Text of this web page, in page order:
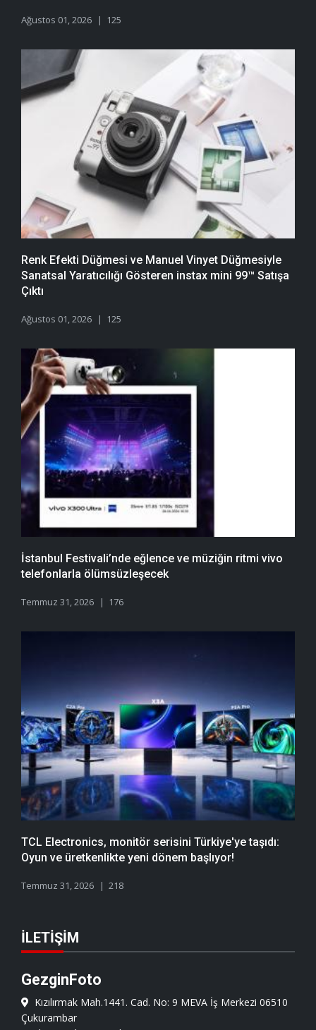
Ağustos 01, 2026 125
Renk Efekti Düğmesi ve Manuel Vinyet Düğmesiyle
Sanatsal Yaratıcılığı Gösteren instax mini 99™ Satışa
Çıktı
Ağustos 01, 2026 125
İstanbul Festivali’nde eğlence ve müziğin ritmi vivo
telefonlarla ölümsüzleşecek
Temmuz 31, 2026 176
TCL Electronics, monitör serisini Türkiye'ye taşıdı:
Oyun ve üretkenlikte yeni dönem başlıyor!
Temmuz 31, 2026 218
İLETIŞIM
GezginFoto
Kızılırmak Mah.1441. Cad. No: 9 MEVA İş Merkezi 06510
Çukurambar